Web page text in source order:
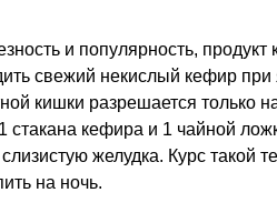
и популярность, продукт
свежий некислый кефир при
кишки разрешается только
стакана кефира и 1 чайной
желудка. Курс такой
на ночь.